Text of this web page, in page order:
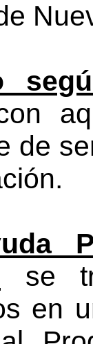
de
se
en